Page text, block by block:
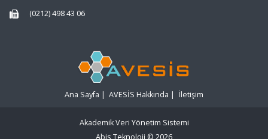
(0212) 498 43 06
Ana Sayfa | AVESİS Hakkında | İletişim
Akademik Veri Yönetim Sistemi
Abis Teknoloji © 2026